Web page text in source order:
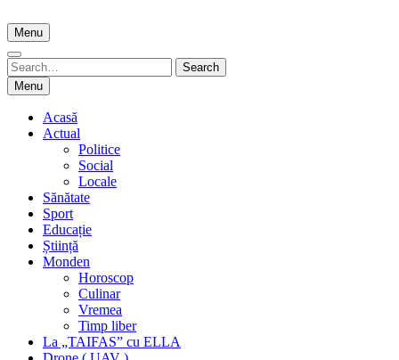
to
content
Menu
Search
for:
Search
Menu
Acasă
Actual
Politice
Social
Locale
Sănătate
Sport
Educație
Știință
Monden
Horoscop
Culinar
Vremea
Timp liber
La „TAIFAS” cu ELLA